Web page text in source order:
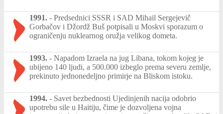
1991. - Predsednici SSSR i SAD Mihail Sergejevič
Gorbačov i Džordž Buš potpisali u Moskvi sporazum o
ograničenju nuklearnog oružja velikog dometa.
1993. - Napadom Izraela na jug Libana, tokom kojeg je
ubijeno 140 ljudi, a 500.000 izbeglo prema severu zemlje,
prekinuto jednonedeljno primirje na Bliskom istoku.
1994. - Savet bezbednosti Ujedinjenih nacija odobrio
upotrebu sile u Haitiju, čime je dozvoljena vojna